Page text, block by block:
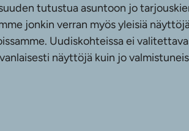
tutustua asuntoon jo
jonkin verran myös yleisiä
Uudiskohteissa ei
näyttöjä kuin jo